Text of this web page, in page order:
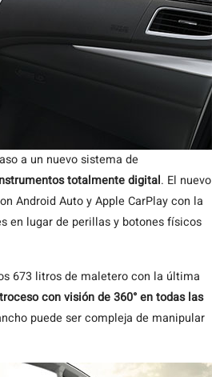
a un nuevo sistema de
totalmente digital. El nuevo
Android Auto y Apple CarPlay con la
en lugar de perillas y botones físicos
673 litros de maletero con la última
con visión de 360° en todas las
puede ser compleja de manipular